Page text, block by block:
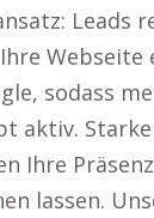
Leads
sodass
aktiv.
Ihre
lassen.